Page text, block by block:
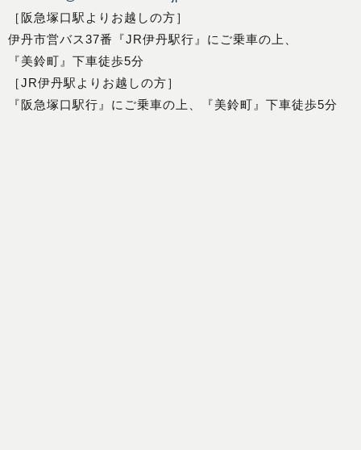
［阪急塚口駅よりお越しの方］
伊丹市営バス37番『JR伊丹駅行』にご乗車の上、
『美鈴町』下車徒歩5分
［JR伊丹駅よりお越しの方］
『阪急塚口駅行』にご乗車の上、『美鈴町』下車徒歩5分